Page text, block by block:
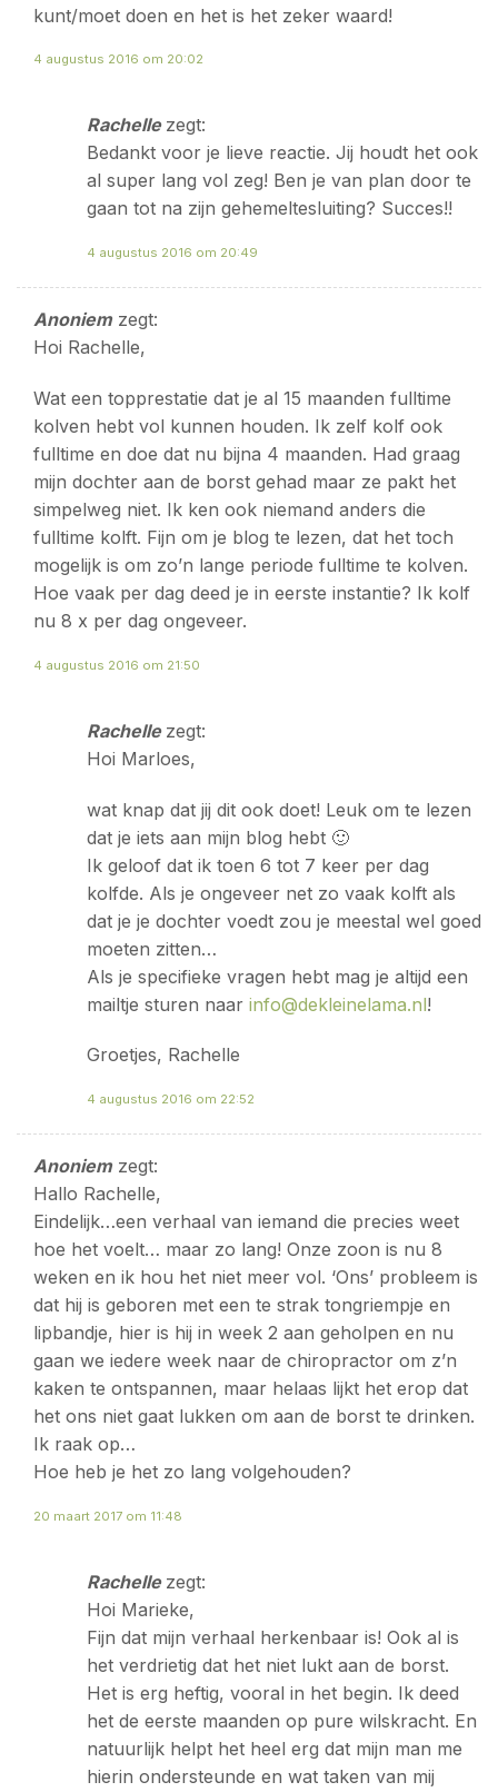
kunt/moet doen en het is het zeker waard!
4 augustus 2016 om 20:02
Rachelle zegt:
Bedankt voor je lieve reactie. Jij houdt het ook
al super lang vol zeg! Ben je van plan door te
gaan tot na zijn gehemeltesluiting? Succes!!
4 augustus 2016 om 20:49
Anoniem zegt:
Hoi Rachelle,
Wat een topprestatie dat je al 15 maanden fulltime
kolven hebt vol kunnen houden. Ik zelf kolf ook
fulltime en doe dat nu bijna 4 maanden. Had graag
mijn dochter aan de borst gehad maar ze pakt het
simpelweg niet. Ik ken ook niemand anders die
fulltime kolft. Fijn om je blog te lezen, dat het toch
mogelijk is om zo’n lange periode fulltime te kolven.
Hoe vaak per dag deed je in eerste instantie? Ik kolf
nu 8 x per dag ongeveer.
4 augustus 2016 om 21:50
Rachelle zegt:
Hoi Marloes,
wat knap dat jij dit ook doet! Leuk om te lezen
dat je iets aan mijn blog hebt 🙂
Ik geloof dat ik toen 6 tot 7 keer per dag
kolfde. Als je ongeveer net zo vaak kolft als
dat je je dochter voedt zou je meestal wel goed
moeten zitten…
Als je specifieke vragen hebt mag je altijd een
mailtje sturen naar info@dekleinelama.nl!
Groetjes, Rachelle
4 augustus 2016 om 22:52
Anoniem zegt:
Hallo Rachelle,
Eindelijk…een verhaal van iemand die precies weet
hoe het voelt… maar zo lang! Onze zoon is nu 8
weken en ik hou het niet meer vol. ‘Ons’ probleem is
dat hij is geboren met een te strak tongriempje en
lipbandje, hier is hij in week 2 aan geholpen en nu
gaan we iedere week naar de chiropractor om z’n
kaken te ontspannen, maar helaas lijkt het erop dat
het ons niet gaat lukken om aan de borst te drinken.
Ik raak op…
Hoe heb je het zo lang volgehouden?
20 maart 2017 om 11:48
Rachelle zegt:
Hoi Marieke,
Fijn dat mijn verhaal herkenbaar is! Ook al is
het verdrietig dat het niet lukt aan de borst.
Het is erg heftig, vooral in het begin. Ik deed
het de eerste maanden op pure wilskracht. En
natuurlijk helpt het heel erg dat mijn man me
hierin ondersteunde en wat taken van mij